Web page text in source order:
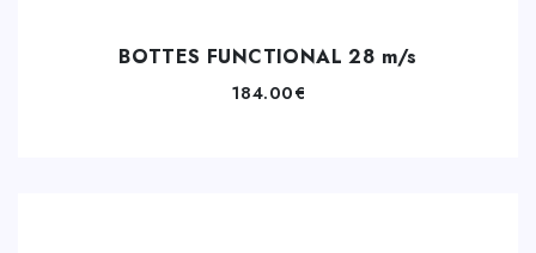
BOTTES FUNCTIONAL 28 m/s
184.00€